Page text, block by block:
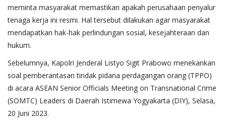
meminta masyarakat memastikan apakah perusahaan penyalur
tenaga kerja ini resmi. Hal tersebut dilakukan agar masyarakat
mendapatkan hak-hak perlindungan sosial, kesejahteraan dan
hukum.
Sebelumnya, Kapolri Jenderal Listyo Sigit Prabowo menekankan
soal pemberantasan tindak pidana perdagangan orang (TPPO)
di acara ASEAN Senior Officials Meeting on Transnational Crime
(SOMTC) Leaders di Daerah Istimewa Yogyakarta (DIY), Selasa,
20 Juni 2023.